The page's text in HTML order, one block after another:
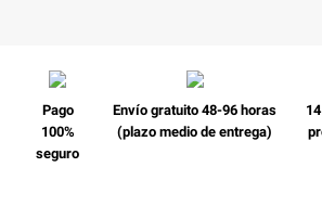
Pago
100%
seguro
Envío gratuito 48-96 horas
(plazo medio de entrega)